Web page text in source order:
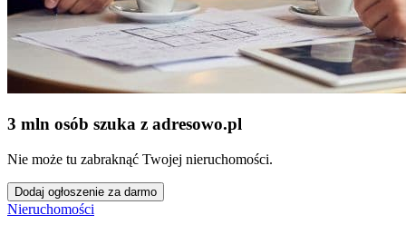
3 mln osób szuka z adresowo.pl
Nie może tu zabraknąć Twojej nieruchomości.
Dodaj ogłoszenie za darmo
Nieruchomości